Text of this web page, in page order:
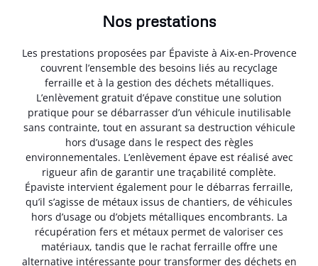
Nos prestations
Les prestations proposées par Épaviste à Aix-en-Provence
couvrent l’ensemble des besoins liés au recyclage
ferraille et à la gestion des déchets métalliques.
L’enlèvement gratuit d’épave constitue une solution
pratique pour se débarrasser d’un véhicule inutilisable
sans contrainte, tout en assurant sa destruction véhicule
hors d’usage dans le respect des règles
environnementales. L’enlèvement épave est réalisé avec
rigueur afin de garantir une traçabilité complète.
Épaviste intervient également pour le débarras ferraille,
qu’il s’agisse de métaux issus de chantiers, de véhicules
hors d’usage ou d’objets métalliques encombrants. La
récupération fers et métaux permet de valoriser ces
matériaux, tandis que le rachat ferraille offre une
alternative intéressante pour transformer des déchets en